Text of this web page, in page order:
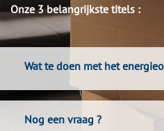
Onze 3 belangrijkste titels :
Wat te doen met het
Nog een vraag ?